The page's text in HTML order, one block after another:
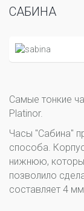
САБИНА
Самые тонкие
Platinor.
Часы "Сабина"
способа.
нижнюю,
позволило
составляет 4